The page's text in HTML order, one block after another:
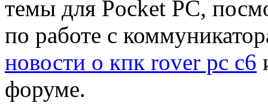
темы для Pocket PC,
по работе с
новости о кпк rover pc c6
форуме.